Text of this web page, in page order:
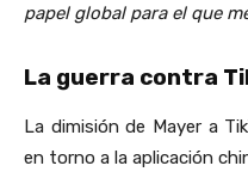
papel global para el que
La guerra contra
La dimisión de Mayer a
en torno a la aplicación